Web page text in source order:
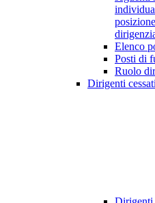
Elenco
Posti di
Ruolo
Dirigenti cessati